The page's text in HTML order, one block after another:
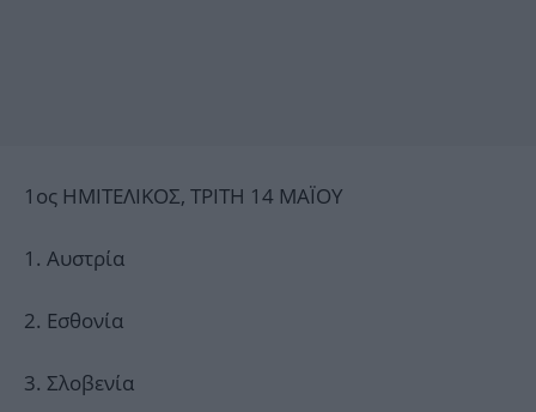
1ος ΗΜΙΤΕΛΙΚΟΣ, ΤΡΙΤΗ 14 ΜΑΪΟΥ
1. Αυστρία
2. Εσθονία
3. Σλοβενία